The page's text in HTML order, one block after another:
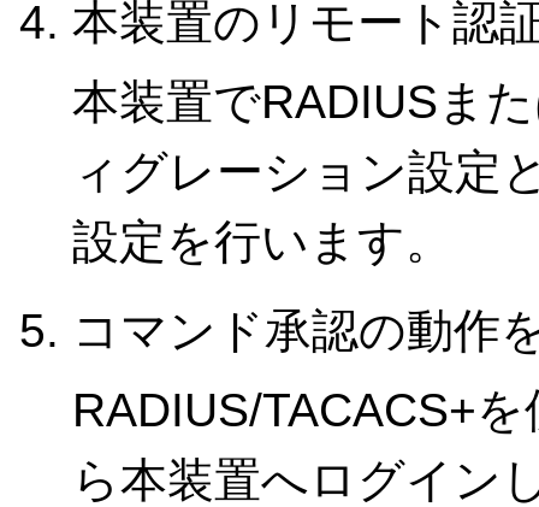
本装置のリモート認
本装置でRADIUSま
ィグレーション設定
設定を行います。
コマンド承認の動作
RADIUS/TACACS+
ら本装置へログイン